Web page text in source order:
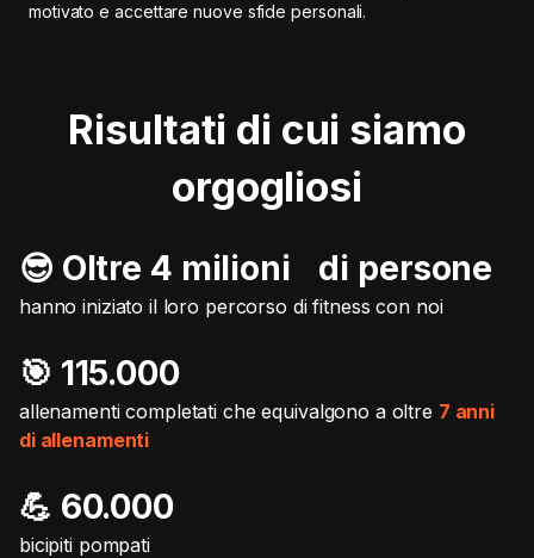
motivato e accettare nuove sfide personali.
Risultati di cui siamo
orgogliosi
😎 Oltre 4 milioni di persone
hanno iniziato il loro percorso di fitness con noi
🎯️ 115.000
allenamenti completati che equivalgono a oltre 7 anni
di allenamenti
💪 60.000
bicipiti pompati